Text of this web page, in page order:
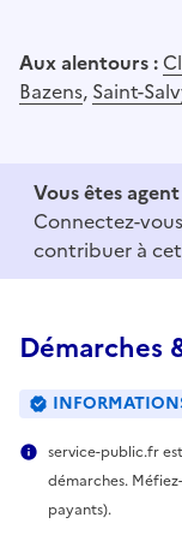
Aux alentours :
Bazens, Saint-
Vous êtes
Connectez-
contribuer à
Démarches
service-public.fr
démarches.
payants).